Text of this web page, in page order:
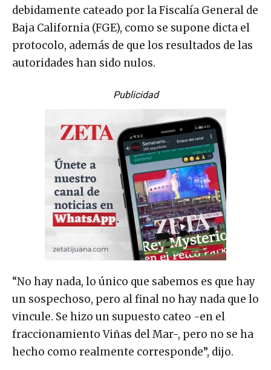
debidamente cateado por la Fiscalía General de
Baja California (FGE), como se supone dicta el
protocolo, además de que los resultados de las
autoridades han sido nulos.
Publicidad
“No hay nada, lo único que sabemos es que hay
un sospechoso, pero al final no hay nada que lo
vincule. Se hizo un supuesto cateo -en el
fraccionamiento Viñas del Mar-, pero no se ha
hecho como realmente corresponde”, dijo.